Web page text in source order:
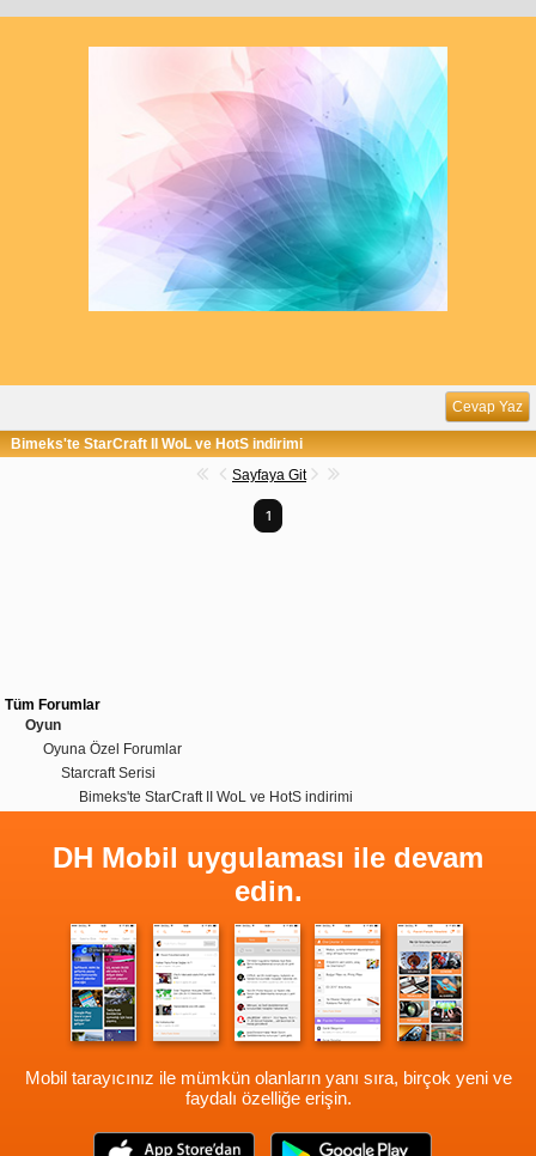
Cevap Yaz
Bimeks'te StarCraft II WoL ve HotS indirimi
Sayfaya Git
1
Tüm Forumlar
Oyun
Oyuna Özel Forumlar
Starcraft Serisi
Bimeks'te StarCraft II WoL ve HotS indirimi
DH Mobil uygulaması ile devam
edin.
Mobil tarayıcınız ile mümkün olanların yanı sıra, birçok yeni ve
faydalı özelliğe erişin.